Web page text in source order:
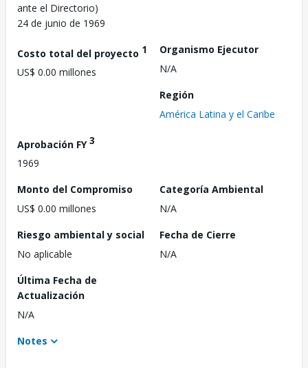
ante el Directorio)
24 de junio de 1969
Costo total del proyecto 1
US$ 0.00 millones
Organismo Ejecutor
N/A
Región
América Latina y el Caribe
Aprobación FY3
1969
Monto del Compromiso
US$ 0.00 millones
Categoría Ambiental
N/A
Riesgo ambiental y social
No aplicable
Fecha de Cierre
N/A
Última Fecha de
Actualización
N/A
Notes